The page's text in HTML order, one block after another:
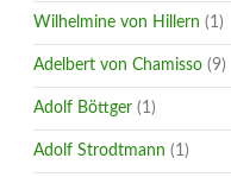
Wilhelmine von Hillern (1)
Adelbert von Chamisso (9)
Adolf Böttger (1)
Adolf Strodtmann (1)